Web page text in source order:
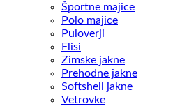
Športne majice
Polo majice
Puloverji
Flisi
Zimske jakne
Prehodne jakne
Softshell jakne
Vetrovke